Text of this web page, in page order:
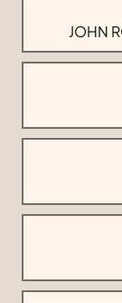
JOHN